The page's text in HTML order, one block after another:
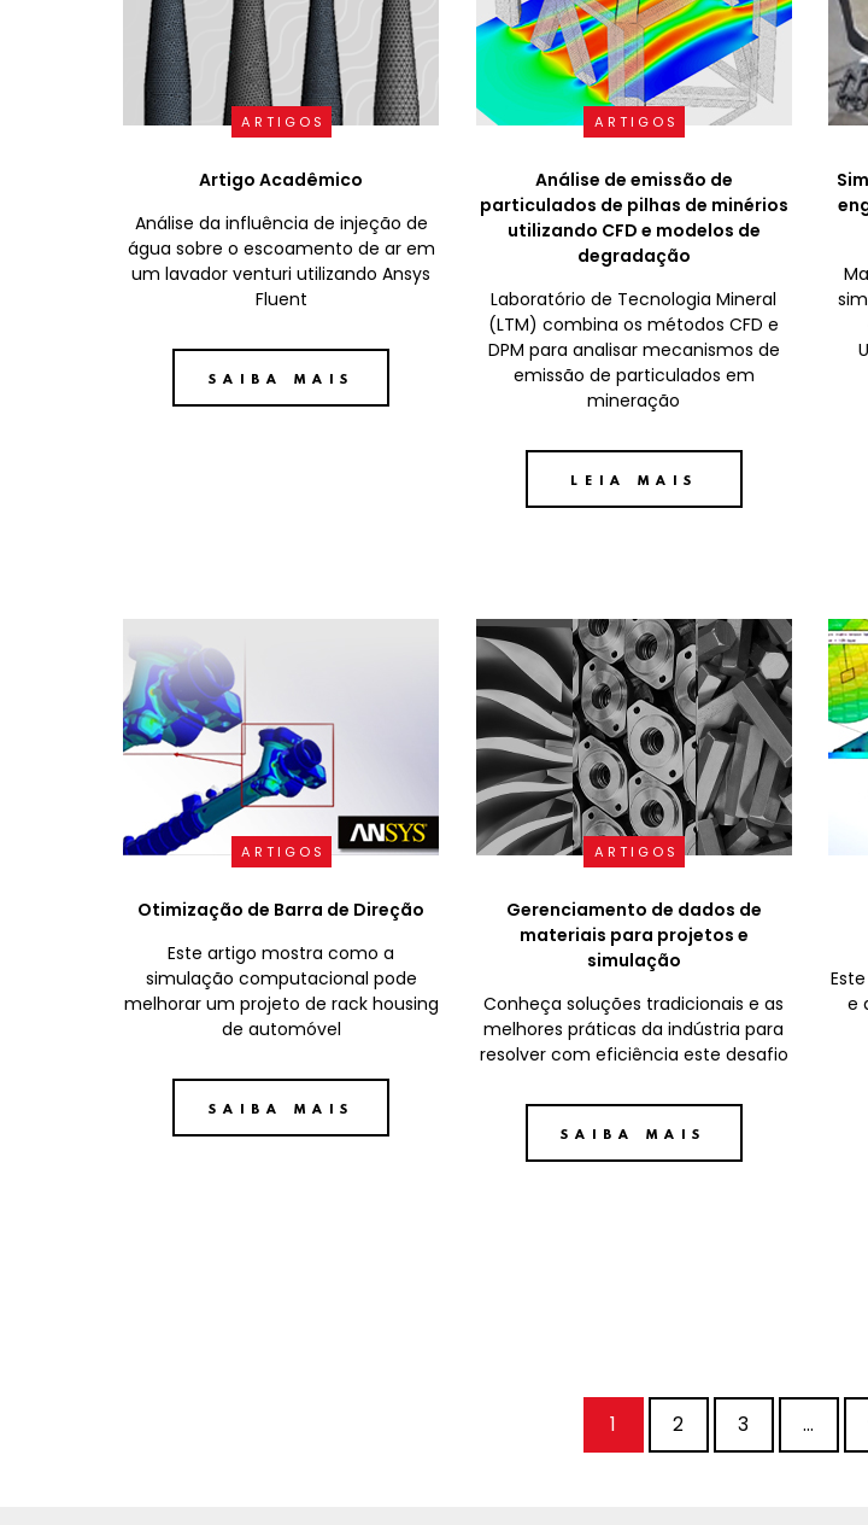
ARTIGOS
Artigo Acadêmico
Análise da influência de injeção de
água sobre o escoamento de ar em
um lavador venturi utilizando Ansys
Fluent
SAIBA MAIS
ARTIGOS
Análise de emissão de
particulados de pilhas de minérios
utilizando CFD e modelos de
degradação
Laboratório de Tecnologia Mineral
(LTM) combina os métodos CFD e
DPM para analisar mecanismos de
emissão de particulados em
mineração
LEIA MAIS
ARTIGOS
Otimização de Barra de Direção
Este artigo mostra como a
simulação computacional pode
melhorar um projeto de rack housing
de automóvel
SAIBA MAIS
ARTIGOS
Gerenciamento de dados de
materiais para projetos e
simulação
Conheça soluções tradicionais e as
melhores práticas da indústria para
resolver com eficiência este desafio
SAIBA MAIS
e
1 2 3 …